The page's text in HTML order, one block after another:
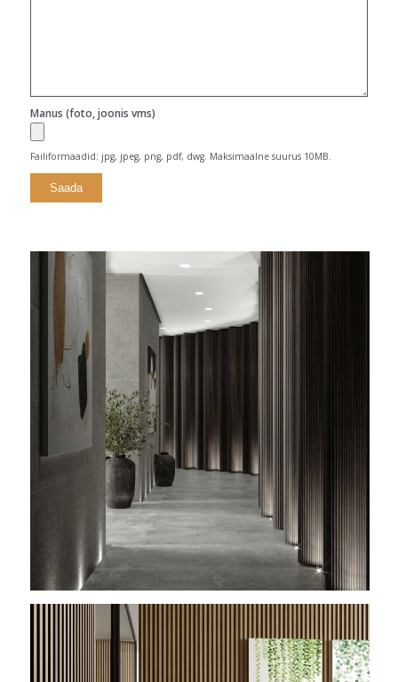
Manus (foto, joonis vms)
Failiformaadid: jpg, jpeg, png, pdf, dwg. Maksimaalne suurus 10MB.